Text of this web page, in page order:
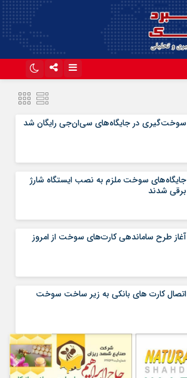
سوخت‌گیری در جایگاه‌های سی‌ان‌جی رایگان شد
جایگاه‌های سوخت ملزم به نصب ایستگاه شارژ
برقی شدند
آغاز طرح ساماندهی کارت‌های سوخت از امروز
اتصال کارت های بانکی به زیر ساخت سوخت